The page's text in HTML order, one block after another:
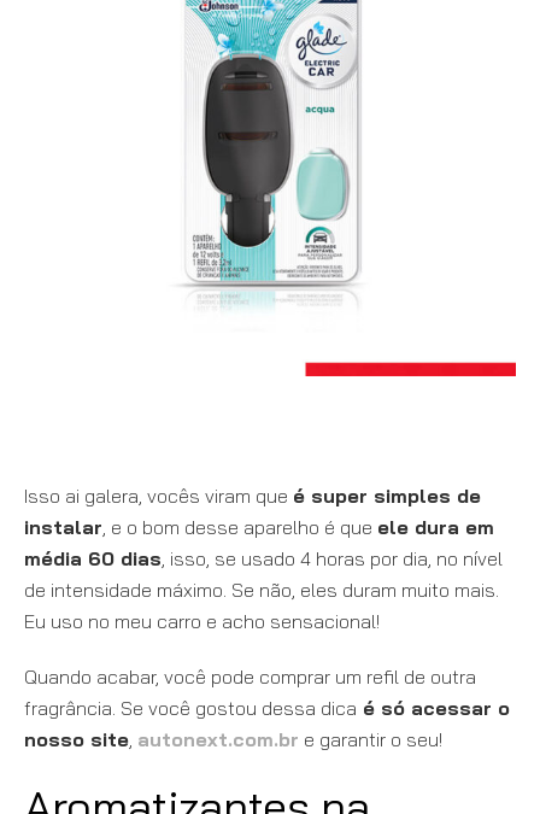
Isso ai galera, vocês viram que é super simples de
instalar, e o bom desse aparelho é que ele dura em
média 60 dias, isso, se usado 4 horas por dia, no nível
de intensidade máximo. Se não, eles duram muito mais.
Eu uso no meu carro e acho sensacional!
Quando acabar, você pode comprar um refil de outra
fragrância. Se você gostou dessa dica é só acessar o
nosso site, autonext.com.br e garantir o seu!